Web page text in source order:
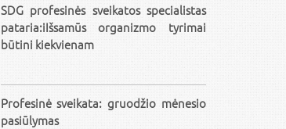
SDG profesinės sveikatos specialistas
pataria:iIšsamūs organizmo tyrimai
būtini kiekvienam
Profesinė sveikata: gruodžio mėnesio
pasiūlymas